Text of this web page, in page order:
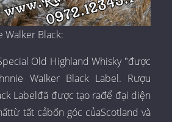
Walker Black:
Old Highland Whisky "được
Walker Black Label. Rượu
Labelđã được tạo rađể đại diện
tất cảbốn góc củaScotland và